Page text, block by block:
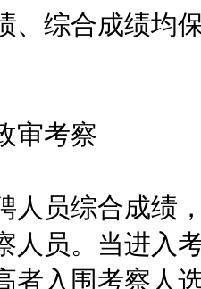
综合成绩均保
考察
员综合成绩，
人员。当进入
者入围考察人